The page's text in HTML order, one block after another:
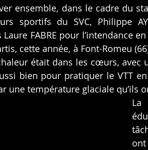
ensemble, dans le cadre du
sportifs du SVC, Philippe
Laure FABRE pour l’intendance
cette année, à Font-Romeu
était dans les cœurs, avec
bien pour pratiquer le VTT
une température glaciale qu’ils
La